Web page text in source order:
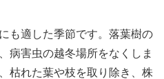
も適した季節です。落葉樹の
病害虫の越冬場所をなくしま
枯れた葉や枝を取り除き、株